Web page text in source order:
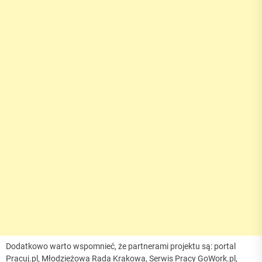
Dodatkowo warto wspomnieć, że partnerami projektu są: portal
Pracuj.pl, Młodzieżowa Rada Krakowa, Serwis Pracy GoWork.pl,